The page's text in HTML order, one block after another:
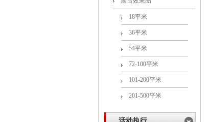
18平米
36平米
54平米
72-100平米
101-200平米
201-500平米